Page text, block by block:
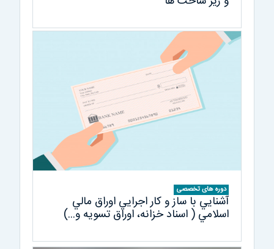
دوره های تخصصی
آشنايي با ساز و كار اجرايي اوراق مالي
اسلامي ( اسناد خزانه، اوراق تسويه و...)